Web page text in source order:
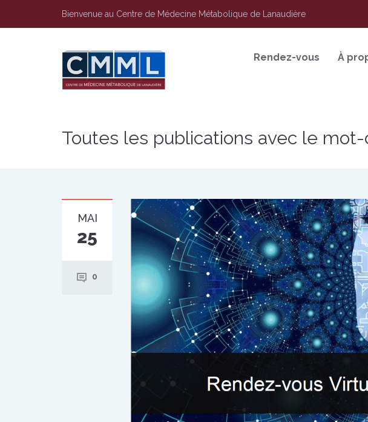
Bienvenue au Centre de Médecine Métabolique de Lanaudière
Rendez-vous À
Toutes les publications avec le
MAI
25
0